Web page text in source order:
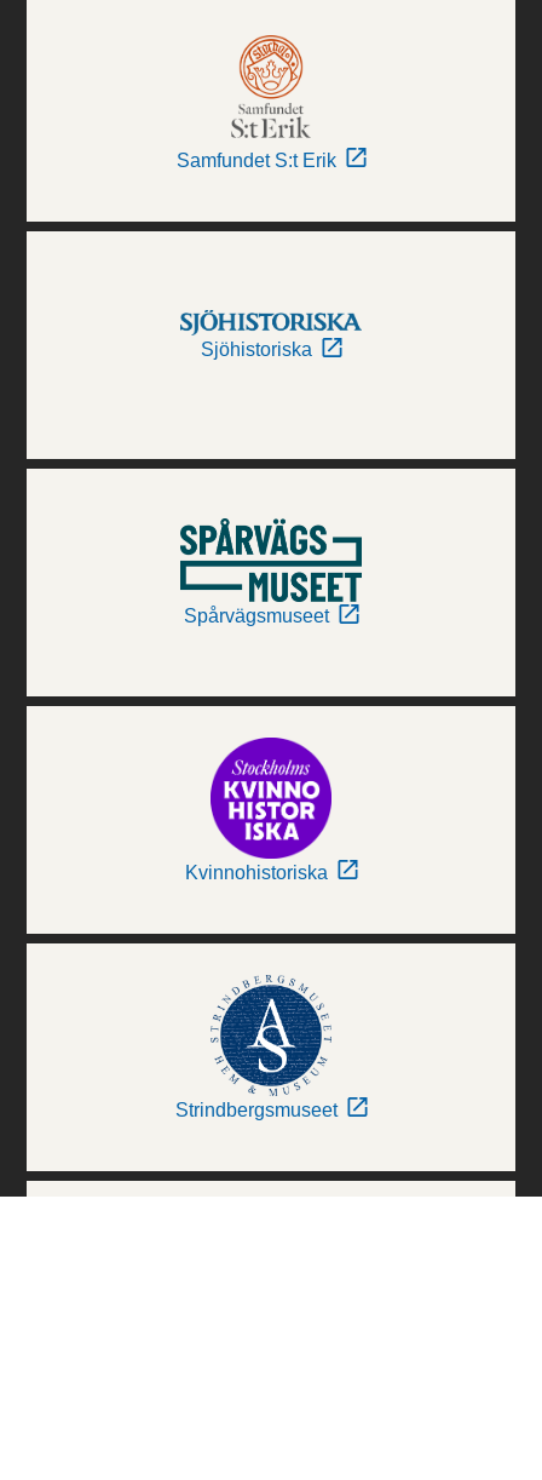
Samfundet S:t Erik
Sjöhistoriska
Spårvägsmuseet
Kvinnohistoriska
Strindbergsmuseet